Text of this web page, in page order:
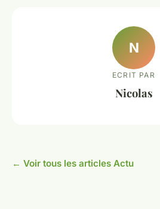
N
ECRIT PAR
Nicolas
← Voir tous les articles Actu